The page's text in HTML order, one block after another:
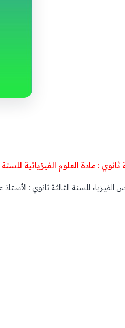
ثانوي : مادة العلوم الفيزيائية
للسنة الثالثة ثانوي :